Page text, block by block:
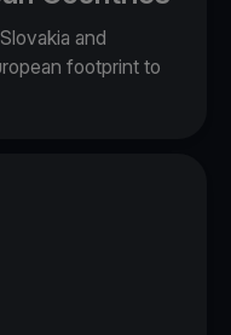
and
footprint to